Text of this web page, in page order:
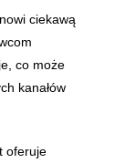
ciekawą
co może
kanałów
oferuje